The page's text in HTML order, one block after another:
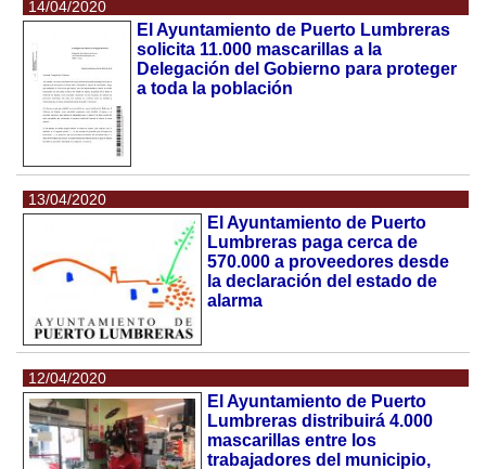
14/04/2020
El Ayuntamiento de Puerto Lumbreras
solicita 11.000 mascarillas a la
Delegación del Gobierno para proteger
a toda la población
13/04/2020
El Ayuntamiento de Puerto
Lumbreras paga cerca de
570.000 a proveedores desde
la declaración del estado de
alarma
12/04/2020
El Ayuntamiento de Puerto
Lumbreras distribuirá 4.000
mascarillas entre los
trabajadores del municipio,